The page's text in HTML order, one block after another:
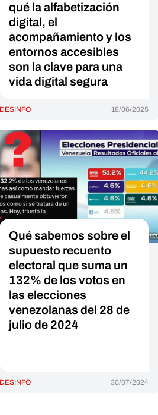
qué la alfabetización
digital, el
acompañamiento y los
entornos accesibles
son la clave para una
vida digital segura
DESINFO 18/06/2025
Qué sabemos sobre el
supuesto recuento
electoral que suma un
132% de los votos en
las elecciones
venezolanas del 28 de
julio de 2024
DESINFO 30/07/2024